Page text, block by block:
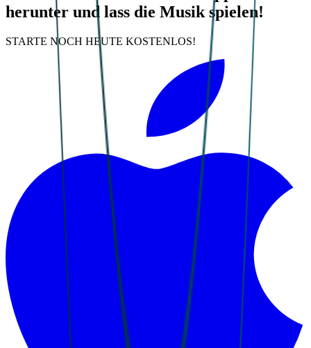
herunter und lass die Musik spielen!
STARTE NOCH HEUTE KOSTENLOS!